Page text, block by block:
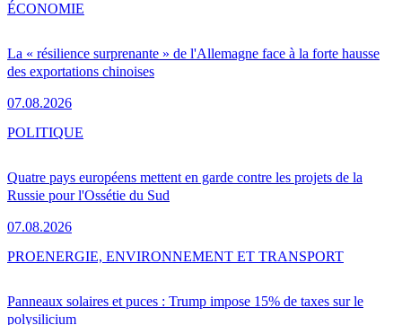
La « résilience surprenante » de l'Allemagne face à la forte hausse
des exportations chinoises
07.08.2026
ÉCONOMIE
Quatre pays européens mettent en garde contre les projets de la
Russie pour l'Ossétie du Sud
07.08.2026
POLITIQUE
Panneaux solaires et puces : Trump impose 15% de taxes sur le
polysilicium
PROENERGIE, ENVIRONNEMENT ET TRANSPORT